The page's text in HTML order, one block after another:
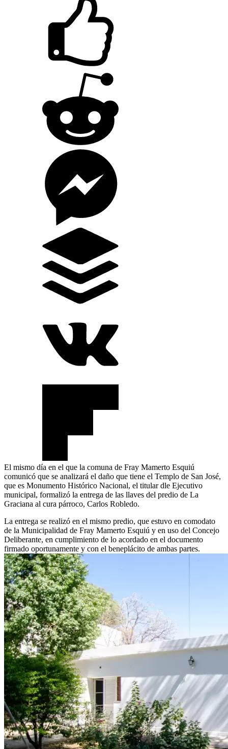
El mismo día en el que la comuna de Fray Mamerto Esquiú
comunicó que se analizará el daño que tiene el Templo de San José,
que es Monumento Histórico Nacional, el titular dle Ejecutivo
municipal, formalizó la entrega de las llaves del predio de La
Graciana al cura párroco, Carlos Robledo.
La entrega se realizó en el mismo predio, que estuvo en comodato
de la Municipalidad de Fray Mamerto Esquiú y en uso del Concejo
Deliberante, en cumplimiento de lo acordado en el documento
firmado oportunamente y con el beneplácito de ambas partes.